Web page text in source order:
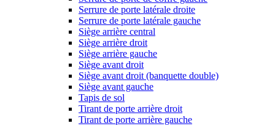
Serrure de porte latérale droite
Serrure de porte latérale gauche
Siège arrière central
Siège arrière droit
Siège arrière gauche
Siège avant droit
Siège avant droit (banquette double)
Siège avant gauche
Tapis de sol
Tirant de porte arrière droit
Tirant de porte arrière gauche